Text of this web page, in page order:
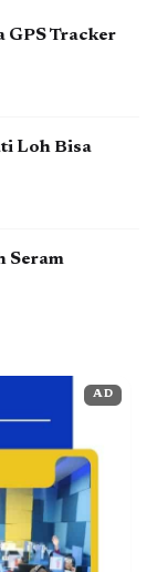
GPS Tracker
Loh Bisa
Seram
AD